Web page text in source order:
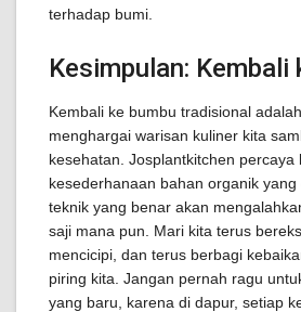
terhadap bumi.
Kesimpulan: Kembali
Kembali ke bumbu tradisional
menghargai warisan kuliner kita
kesehatan. Josplantkitchen percaya
kesederhanaan bahan organik
teknik yang benar akan
saji mana pun. Mari kita terus
mencicipi, dan terus berbagi
piring kita. Jangan pernah ragu
yang baru, karena di dapur, setiap